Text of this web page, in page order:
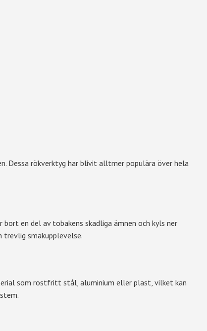
Dessa rökverktyg har blivit alltmer populära över hela
en del av tobakens skadliga ämnen och kyls ner
smakupplevelse.
som rostfritt stål, aluminium eller plast, vilket kan